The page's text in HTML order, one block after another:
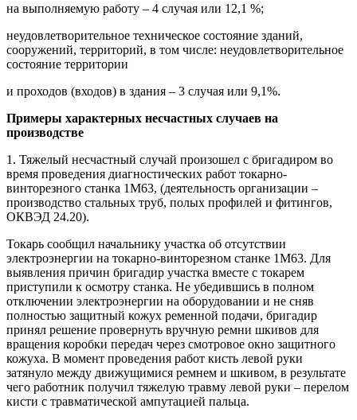
на выполняемую работу – 4 случая или 12,1 %;
неудовлетворительное техническое состояние зданий,
сооружений, территорий, в том числе: неудовлетворительное
состояние территории
и проходов (входов) в здания – 3 случая или 9,1%.
Примеры характерных несчастных случаев на
производстве
1. Тяжелый несчастный случай произошел с бригадиром во
время проведения диагностических работ токарно-
винторезного станка 1М63, (деятельность организации –
производство стальных труб, полых профилей и фитингов,
ОКВЭД 24.20).
Токарь сообщил начальнику участка об отсутствии
электроэнергии на токарно-винторезном станке 1М63. Для
выявления причин бригадир участка вместе с токарем
приступили к осмотру станка. Не убедившись в полном
отключении электроэнергии на оборудовании и не сняв
полностью защитный кожух ременной подачи, бригадир
принял решение провернуть вручную ремни шкивов для
вращения коробки передач через смотровое окно защитного
кожуха. В момент проведения работ кисть левой руки
затянуло между движущимися ремнем и шкивом, в результате
чего работник получил тяжелую травму левой руки – перелом
кисти с травматической ампутацией пальца.